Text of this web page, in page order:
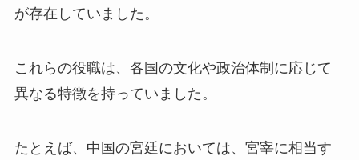
が存在していました。
これらの役職は、各国の文化や政治体制に応じて
異なる特徴を持っていました。
たとえば、中国の宮廷においては、宮宰に相当す